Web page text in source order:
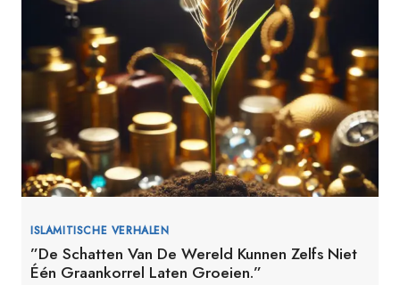
ISLAMITISCHE VERHALEN
”De Schatten Van De Wereld Kunnen Zelfs Niet
Één Graankorrel Laten Groeien.”